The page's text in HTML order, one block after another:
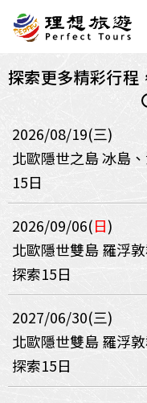
探索更多精彩行程
2026/08/19(三)
北歐隱世之島 冰島
15日
2026/09/06(日)
北歐隱世雙島 羅浮
探索15日
2027/06/30(三)
北歐隱世雙島 羅浮
探索15日